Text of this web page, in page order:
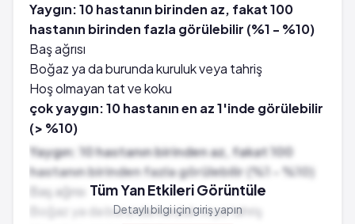
Yaygın: 10 hastanın birinden az, fakat 100
hastanın birinden fazla görülebilir (%1 - %10)
Baş ağrısı
Boğaz ya da burunda kuruluk veya tahriş
Hoş olmayan tat ve koku
çok yaygın: 10 hastanın en az 1'inde görülebilir
(> %10)
Burun kanaması
çok seyrek: 10,000 hastanın birinden az
görülebilir (%0.001 - %0.01)
Alerjik reaksiyonlar
Yaygın: 10 hastanın birinden az, fakat 100
hastanın birinden fazla görülebilir (%1 - %10)
Baş ağrısı
Boğaz ya da burunda kuruluk veya tahriş
Tüm Yan Etkileri Görüntüle
Detaylı bilgi için giriş yapın